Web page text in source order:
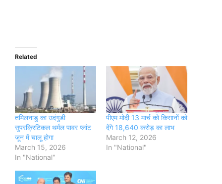
Related
तमिलनाडु का उदंगुडी
सुपरक्रिटिकल थर्मल पावर प्लांट
जून में चालू होगा
March 15, 2026
In "National"
पीएम मोदी 13 मार्च को किसानों को
देंगे 18,640 करोड़ का लाभ
March 12, 2026
In "National"